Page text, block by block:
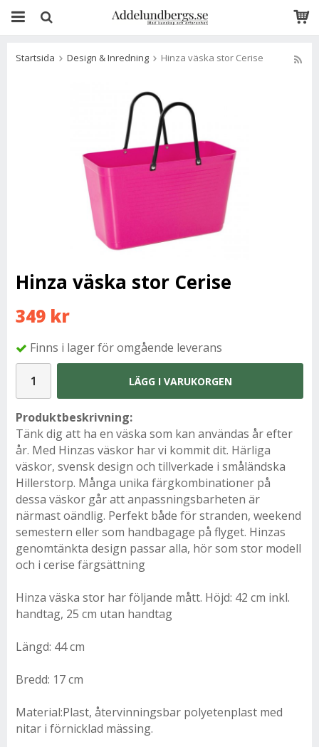
Startsida Design & Inredning Hinza väska stor Cerise
Hinza väska stor Cerise
349 kr
Finns i lager för omgående leverans
LÄGG I VARUKORGEN
Produktbeskrivning:
Tänk dig att ha en väska som kan användas år efter
år. Med Hinzas väskor har vi kommit dit. Härliga
väskor, svensk design och tillverkade i småländska
Hillerstorp. Många unika färgkombinationer på
dessa väskor går att anpassningsbarheten är
närmast oändlig. Perfekt både för stranden, weekend
semestern eller som handbagage på flyget. Hinzas
genomtänkta design passar alla, hör som stor modell
och i cerise färgsättning
Hinza väska stor har följande mått. Höjd: 42 cm inkl.
handtag, 25 cm utan handtag
Längd: 44 cm
Bredd: 17 cm
Material:Plast, återvinningsbar polyetenplast med
nitar i förnicklad mässing.